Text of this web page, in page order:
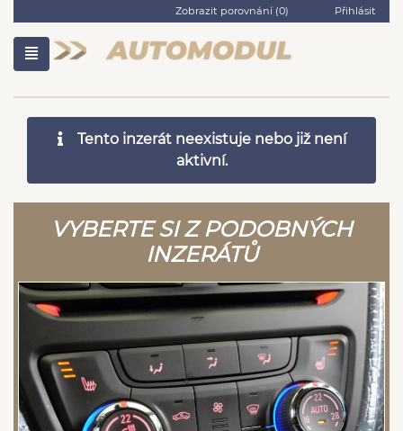
Zobrazit porovnání (0) Přihlásit
Tento inzerát neexistuje nebo již není
aktivní.
VYBERTE SI Z PODOBNÝCH
INZERÁTŮ